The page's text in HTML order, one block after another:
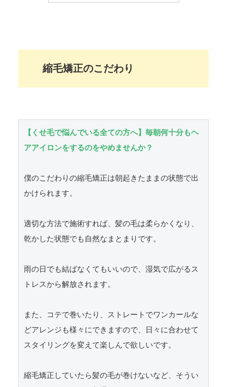
縮毛矯正のこだわり
【くせ毛で悩んでいる全ての方へ】毎朝何十分もヘ
アアイロンをするのをやめませんか？
僕のこだわりの縮毛矯正は朝起きたままの状態で出
かけられます。
適切な方法で施術すれば、髪の毛は柔らかくなり、
乾かした状態でも自然なまとまりです。
雨の日でも結ばなくてもいいので、湿気で広がるス
トレスから解放されます。
また、コテで巻いたり、ストレートでワンカールな
どアレンジも様々にできますので、日々に合わせて
スタイリングを変えて楽しんで欲しいです。
縮毛矯正していたら髪の毛が巻けないなど、そうい